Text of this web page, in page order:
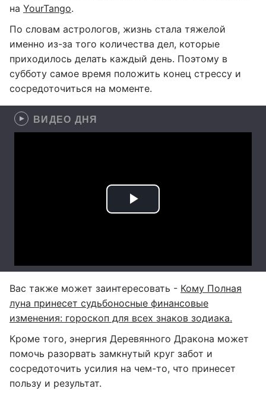
на YourTango.
По словам астрологов, жизнь стала тяжелой
именно из-за того количества дел, которые
приходилось делать каждый день. Поэтому в
субботу самое время положить конец стрессу и
сосредоточиться на моменте.
ВИДЕО ДНЯ
Вас также может заинтересовать - Кому Полная
луна принесет судьбоносные финансовые
изменения: гороскоп для всех знаков зодиака.
Кроме того, энергия Деревянного Дракона может
помочь разорвать замкнутый круг забот и
сосредоточить усилия на чем-то, что принесет
пользу и результат.